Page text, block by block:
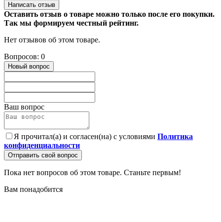
Написать отзыв
Оставить отзыв о товаре можно только после его покупки.
Так мы формируем честный рейтинг.
Нет отзывов об этом товаре.
Вопросов: 0
Новый вопрос
Ваш вопрос
Я прочитал(а) и согласен(на) с условиями Политика
конфиденциальности
Отправить свой вопрос
Пока нет вопросов об этом товаре. Станьте первым!
Вам понадобится